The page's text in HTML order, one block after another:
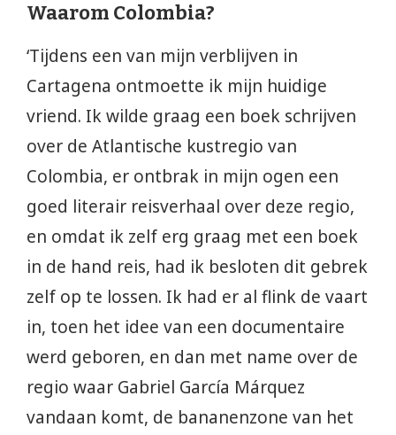
Waarom Colombia?
‘Tijdens een van mijn verblijven in
Cartagena ontmoette ik mijn huidige
vriend. Ik wilde graag een boek schrijven
over de Atlantische kustregio van
Colombia, er ontbrak in mijn ogen een
goed literair reisverhaal over deze regio,
en omdat ik zelf erg graag met een boek
in de hand reis, had ik besloten dit gebrek
zelf op te lossen. Ik had er al flink de vaart
in, toen het idee van een documentaire
werd geboren, en dan met name over de
regio waar Gabriel García Márquez
vandaan komt, de bananenzone van het